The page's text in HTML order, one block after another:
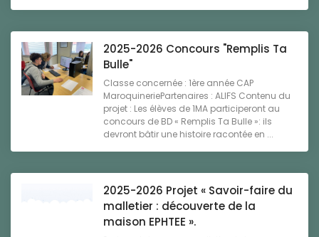
2025-2026 Concours "Remplis Ta
Bulle"
Classe concernée : 1ère année CAP
MaroquineriePartenaires : ALIFS Contenu du
projet : Les élèves de 1MA participeront au
concours de BD « Remplis Ta Bulle »: ils
devront bâtir une histoire racontée en ...
2025-2026 Projet « Savoir-faire du
malletier : découverte de la
maison EPHTEE ».